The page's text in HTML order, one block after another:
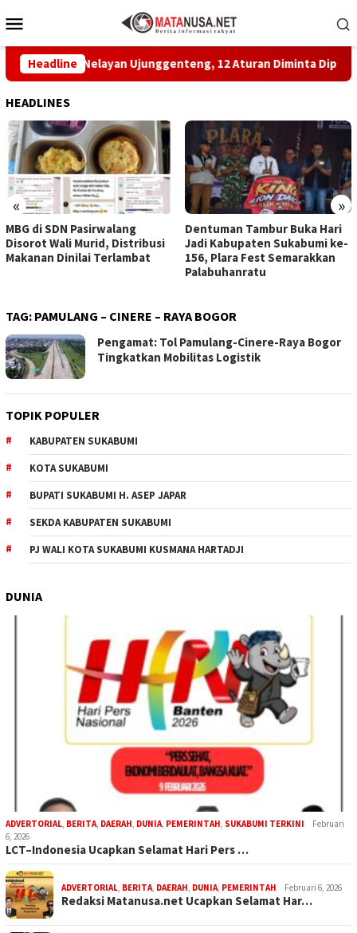
ke
Mobile
HeadlineNelayan Ujunggenteng, 12 Aturan Diminta Dipatuhi
HEADLINES
« »
MBG di SDN Pasirwalang
Disorot Wali Murid, Distribusi
Makanan Dinilai Terlambat
Dentuman Tambur Buka Hari
Jadi Kabupaten Sukabumi ke-
156, Plara Fest Semarakkan
Palabuhanratu
TAG: PAMULANG – CINERE – RAYA BOGOR
Pengamat: Tol Pamulang-Cinere-Raya Bogor
Tingkatkan Mobilitas Logistik
TOPIK POPULER
KABUPATEN SUKABUMI
KOTA SUKABUMI
BUPATI SUKABUMI H. ASEP JAPAR
SEKDA KABUPATEN SUKABUMI
PJ WALI KOTA SUKABUMI KUSMANA HARTADJI
DUNIA
ADVERTORIAL, BERITA, DAERAH, DUNIA, PEMERINTAH, SUKABUMI TERKINI
Februari
6, 2026
LCT–Indonesia Ucapkan Selamat Hari Pers …
ADVERTORIAL, BERITA, DAERAH, DUNIA, PEMERINTAH Februari 6, 2026
Redaksi Matanusa.net Ucapkan Selamat Har…